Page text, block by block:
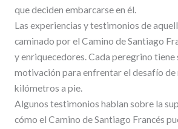
que deciden embarcarse en él.
Las experiencias y testimonios de
caminado por el Camino de Santiago
y enriquecedores. Cada peregrino
motivación para enfrentar el desafío
kilómetros a pie.
Algunos testimonios hablan sobre la
cómo el Camino de Santiago Francés